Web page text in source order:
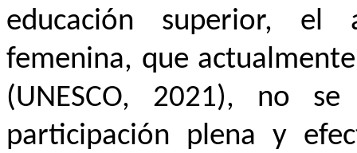
educación superior, el
femenina, que
(UNESCO, 2021), no
participación plena y